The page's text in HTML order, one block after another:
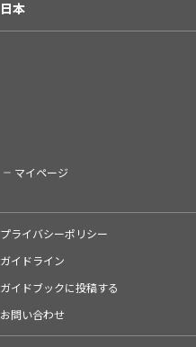
日本
マイページ
プライバシーポリシー
ガイドライン
ガイドブックに投稿する
お問い合わせ